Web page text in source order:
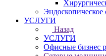
Эндоскопическое
УСЛУГИ
Назад
УСЛУГИ
Офисные бизнес